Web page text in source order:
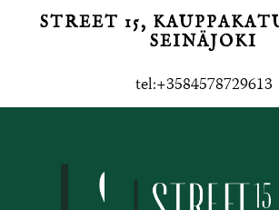
STREET 15,
SEINÄJOKI
tel:+3584578729613